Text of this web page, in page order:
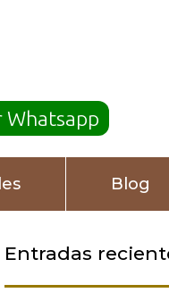
Whatsapp
Blog
Entradas